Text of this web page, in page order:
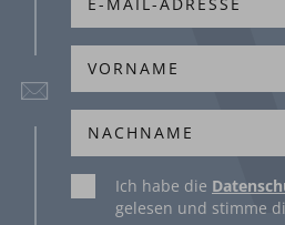
Ich habe die
gelesen und stimme